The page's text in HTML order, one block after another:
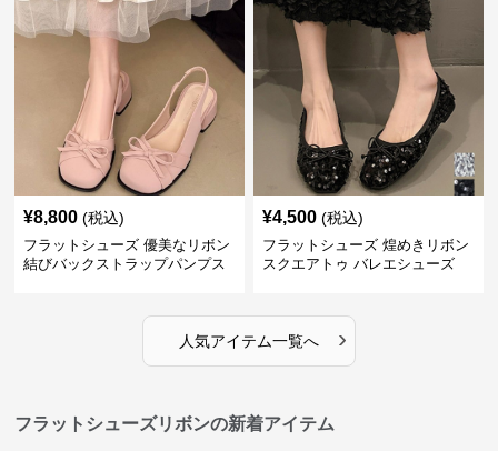
¥8,800 (税込)
フラットシューズ 優美なリボン
結びバックストラップパンプス
¥4,500 (税込)
フラットシューズ 煌めきリボン
スクエアトゥ バレエシューズ
人気アイテム一覧へ ›
フラットシューズリボンの新着アイテム